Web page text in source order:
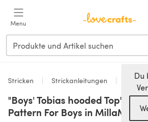
Menu
Du
Stricken Strickanleitungen
"Boys' Tobias hooded Top" -
Pattern For Boys in MillaMia